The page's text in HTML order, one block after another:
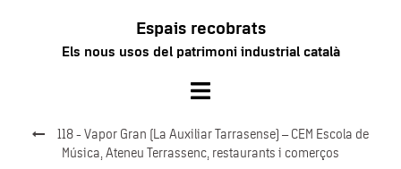
Espais recobrats
Els nous usos del patrimoni industrial català
Toggle
118 - Vapor Gran (La Auxiliar Tarrasense) – CEM Escola de
Música, Ateneu Terrassenc, restaurants i comerços